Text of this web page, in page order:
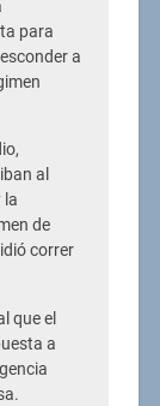
para
a
al
la
de
correr
que el
a